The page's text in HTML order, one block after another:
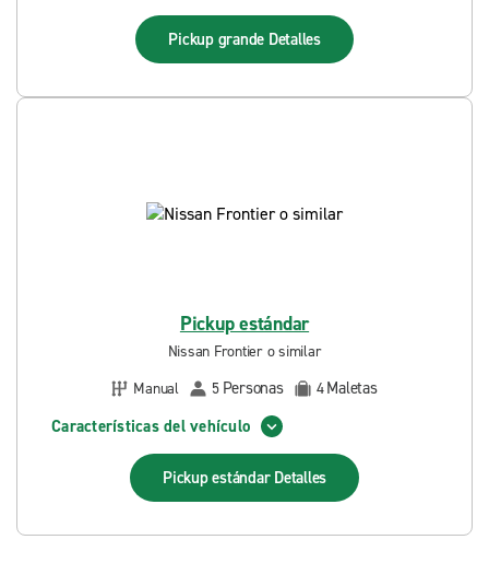
Pickup grande Detalles
Pickup estándar
Nissan Frontier o similar
Manual
5 Personas 4Maletas
Características del vehículo
Pickup estándar Detalles